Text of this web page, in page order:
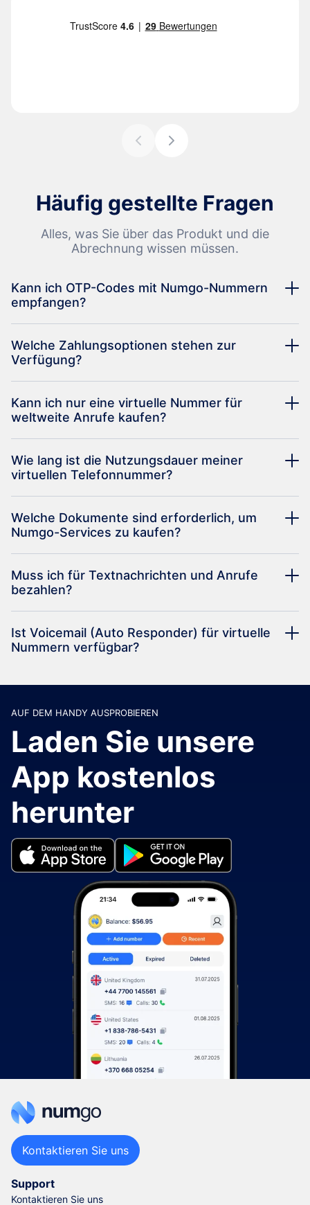
Häufig gestellte Fragen
Alles, was Sie über das Produkt und die
Abrechnung wissen müssen.
Kann ich OTP-Codes mit Numgo-Nummern
empfangen?
Welche Zahlungsoptionen stehen zur
Verfügung?
Kann ich nur eine virtuelle Nummer für
weltweite Anrufe kaufen?
Wie lang ist die Nutzungsdauer meiner
virtuellen Telefonnummer?
Welche Dokumente sind erforderlich, um
Numgo-Services zu kaufen?
Muss ich für Textnachrichten und Anrufe
bezahlen?
Ist Voicemail (Auto Responder) für virtuelle
Nummern verfügbar?
AUF DEM HANDY AUSPROBIEREN
Laden Sie unsere
App kostenlos
herunter
Support
Kontaktieren Sie uns
Kontaktieren Sie uns